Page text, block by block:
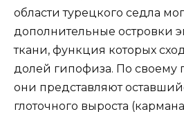
области турецкого седла
дополнительные островки
ткани, функция которых
долей гипофиза. По
они представляют
глоточного выроста